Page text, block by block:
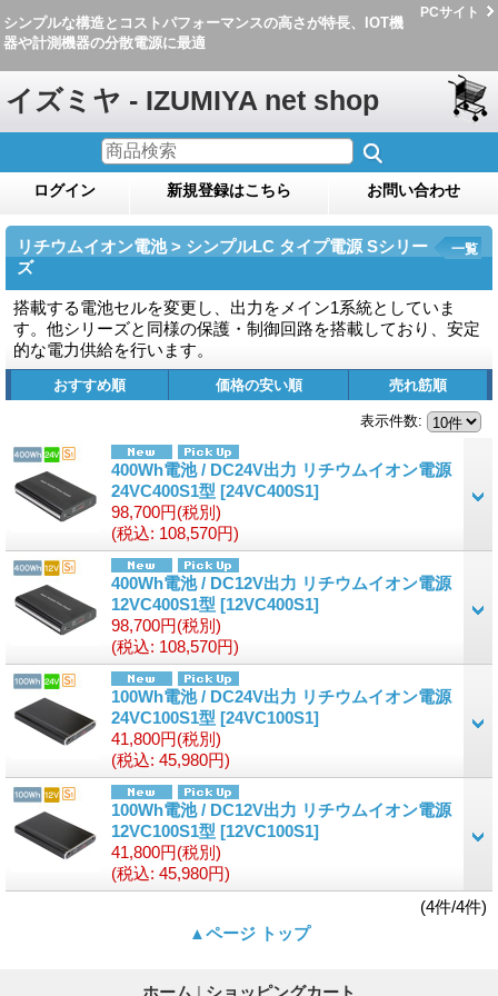
シンプルな構造とコストパフォーマンスの高さが特長、IOT機
器や計測機器の分散電源に最適
PCサイト
イズミヤ - IZUMIYA net shop
ログイン 新規登録はこちら お問い合わせ
リチウムイオン電池 > シンプルLC タイプ電源 Sシリー
ズ
搭載する電池セルを変更し、出力をメイン1系統としていま
す。他シリーズと同様の保護・制御回路を搭載しており、安定
的な電力供給を行います。
一覧
おすすめ順 価格の安い順 売れ筋順
表示件数:
400Wh電池 / DC24V出力 リチウムイオン電源
24VC400S1型 [24VC400S1]
98,700円(税別)
(税込: 108,570円)
400Wh電池 / DC12V出力 リチウムイオン電源
12VC400S1型 [12VC400S1]
98,700円(税別)
(税込: 108,570円)
100Wh電池 / DC24V出力 リチウムイオン電源
24VC100S1型 [24VC100S1]
41,800円(税別)
(税込: 45,980円)
100Wh電池 / DC12V出力 リチウムイオン電源
12VC100S1型 [12VC100S1]
41,800円(税別)
(税込: 45,980円)
(4件/4件)
▲ページ トップ
ホーム | ショッピングカート